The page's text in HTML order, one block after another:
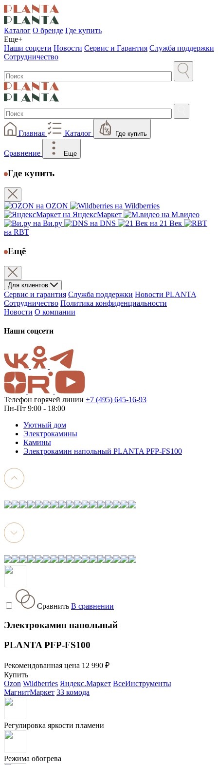
Каталог О бренде Где купить
Еще+
Наши соцсети Новости Сервис и Гарантия Служба поддержки
Сотрудничество
Главная Каталог Где купить
Сравнение Еще
Где купить
на OZON
на Wildberries
на ЯндексМаркет
на М.видео
на Ви.ру
на DNS
на 21 Век
на RBT
Ещё
Для клиентов
Сервис и гарантия Служба поддержки Новости PLANTA
Сотрудничество Политика конфиденциальности
Новости О компании
Наши соцсети
Телефон горячей линии +7 (495) 645-16-93
Пн-Пт 9:00 - 18:00
Уютный дом
Электрокамины
Камины
Электрокамин напольный PLANTA PFP-FS100
Сравнить В сравнении
Электрокамин напольный
PLANTA PFP-FS100
Рекомендованная цена 12 990 ₽
Купить
Ozon Wildberries Яндекс.Маркет ВсеИнструменты
МагнитМаркет 33 комода
Регулировка яркости пламени
Режима обогрева